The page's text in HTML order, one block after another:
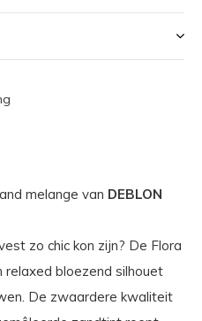
melange van DEBLON
zo chic kon zijn? De Flora
relaxed bloezend silhouet
De zwaardere kwaliteit